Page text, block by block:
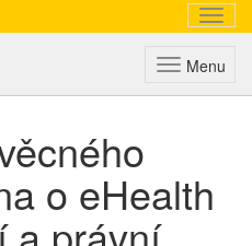
Triada
Menu
o eHealth